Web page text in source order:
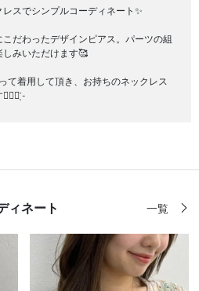
スでシンプルコーディネート✨️
だわったデザインピアス。パーツの組
みいただけます🥰
て着用して頂き、お持ちのネックレス
̖́-‬
ィネート 一覧